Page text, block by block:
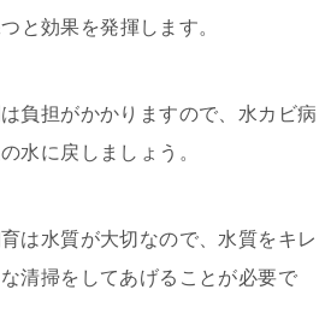
と効果を発揮します。
負担がかかりますので、水カビ病
水に戻しましょう。
は水質が大切なので、水質をキレ
清掃をしてあげることが必要で